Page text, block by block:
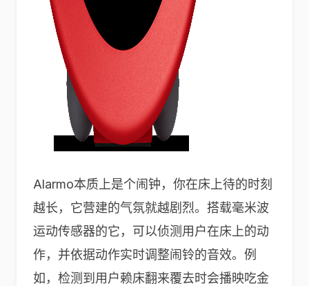
Alarmo本质上是个闹钟，你在床上待的时刻
越长，它营建的气氛就越剧烈。搭载毫米波
运动传感器的它，可以侦测用户在床上的动
作，并依据动作实时调整闹铃的音效。例
如，检测到用户赖床翻来覆去时会播映吃金